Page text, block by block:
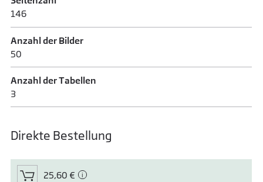
146
Anzahl der Bilder
50
Anzahl der Tabellen
3
Direkte Bestellung
25,60 €